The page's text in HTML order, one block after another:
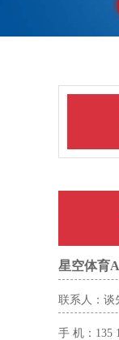
星空体育
联系人：谈
手 机：135